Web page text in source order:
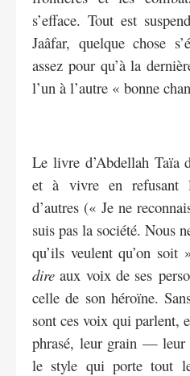
s’efface. Tout est
Jaâfar, quelque chose
assez pour qu’à la
l’un à l’autre « bonne
Le livre d’Abdellah Taïa
et à vivre en refusant
d’autres (« Je ne
suis pas la société. Nous
qu’ils veulent qu’on
dire aux voix de ses
celle de son héroïne.
sont ces voix qui parlent,
phrasé, leur grain — leur
le style qui porte tout